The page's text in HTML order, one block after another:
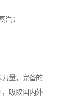
汽；
量，完备的
吸取国内外